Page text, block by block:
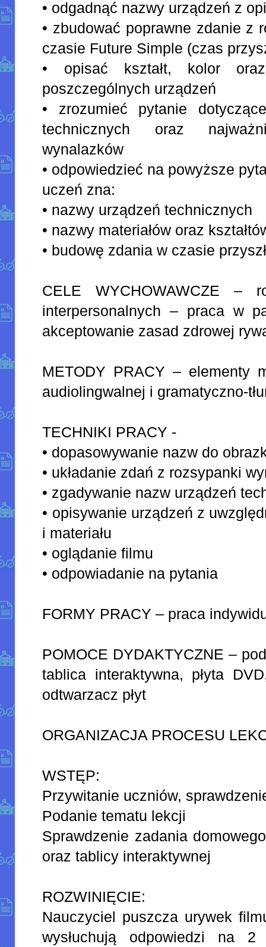
• odgadnąć nazwy urządzeń z
• zbudować poprawne zdanie z
czasie Future Simple (czas
• opisać kształt, kolor oraz
poszczególnych urządzeń
• zrozumieć pytanie
technicznych oraz
wynalazków
• odpowiedzieć na powyższe
uczeń zna:
• nazwy urządzeń technicznych
• nazwy materiałów oraz
• budowę zdania w czasie
CELE WYCHOWAWCZE –
interpersonalnych – praca w
akceptowanie zasad zdrowej
METODY PRACY – elementy
audiolingwalnej i gramatyczno-
TECHNIKI PRACY -
• dopasowywanie nazw do
• układanie zdań z rozsypanki
• zgadywanie nazw urządzeń
• opisywanie urządzeń z
i materiału
• oglądanie filmu
• odpowiadanie na pytania
FORMY PRACY – praca
POMOCE DYDAKTYCZNE –
tablica interaktywna, płyta
odtwarzacz płyt
ORGANIZACJA PROCESU
WSTĘP:
Przywitanie uczniów,
Podanie tematu lekcji
Sprawdzenie zadania
oraz tablicy interaktywnej
ROZWINIĘCIE:
Nauczyciel puszcza urywek
wysłuchują odpowiedzi na